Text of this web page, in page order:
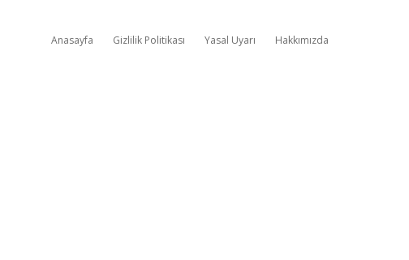
Anasayfa Gizlilik Politikası Yasal Uyarı Hakkımızda